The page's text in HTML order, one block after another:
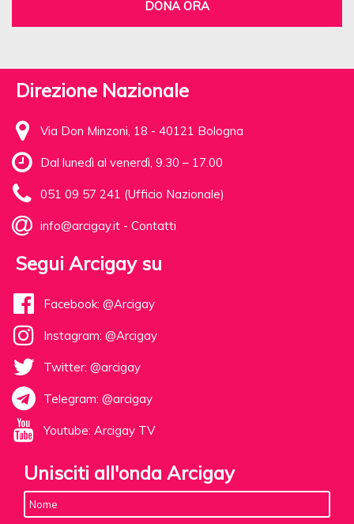
DONA ORA
Direzione Nazionale
Via Don Minzoni, 18 - 40121 Bologna
Dal lunedì al venerdì, 9.30 – 17.00
051 09 57 241 (Ufficio Nazionale)
info@arcigay.it - Contatti
Segui Arcigay su
Facebook: @Arcigay
Instagram: @Arcigay
Twitter: @arcigay
Telegram: @arcigay
Youtube: Arcigay TV
Unisciti all'onda Arcigay